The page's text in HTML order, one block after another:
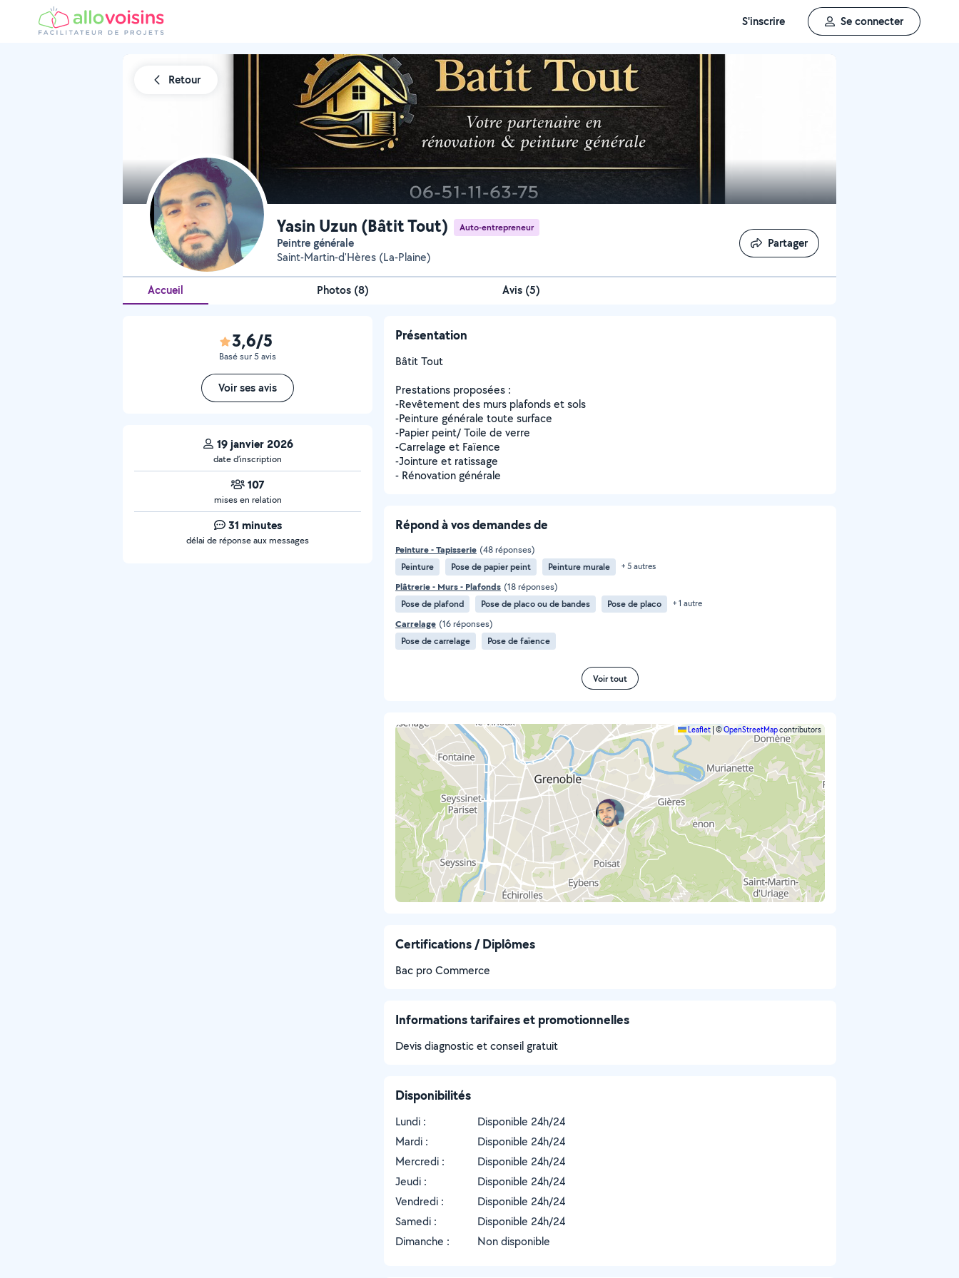
S'inscrire Se connecter
Retour
Yasin Uzun (Bâtit Tout) Auto-entrepreneur
Peintre générale
Saint-Martin-d'Hères (La-Plaine)
Partager
Partager
Accueil Photos (8) Avis (5)
3,6/5
Basé sur 5 avis
Voir ses avis
19 janvier 2026
date d’inscription
107
mises en relation
31 minutes
délai de réponse aux messages
Présentation
Bâtit Tout
Prestations proposées :
-Revêtement des murs plafonds et sols
-Peinture générale toute surface
-Papier peint/ Toile de verre
-Carrelage et Faïence
-Jointure et ratissage
- Rénovation générale
Répond à vos demandes de
Peinture - Tapisserie (48 réponses)
Peinture
Pose de papier peint Peinture murale + 5 autres
Plâtrerie - Murs - Plafonds (18 réponses)
Pose de plafond
Pose de placo ou de bandes Pose de placo + 1 autre
Carrelage (16 réponses)
Pose de carrelage
Pose de faïence
Voir tout
Leaflet ©OpenStreetMapcontributors
Certifications / Diplômes
Bac pro Commerce
Informations tarifaires et promotionnelles
Devis diagnostic et conseil gratuit
Disponibilités
Lundi :
Disponible 24h/24
Mardi :
Disponible 24h/24
Mercredi :
Disponible 24h/24
Jeudi :
Disponible 24h/24
Vendredi :
Disponible 24h/24
Samedi :
Disponible 24h/24
Dimanche :
Non disponible